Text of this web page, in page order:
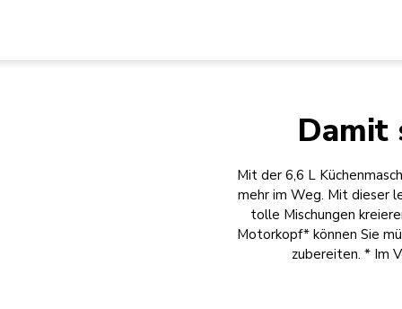
Damit
Mit der 6,6 L
mehr im Weg. Mit dieser
tolle Mischungen
Motorkopf* können Sie
zubereiten. * Im